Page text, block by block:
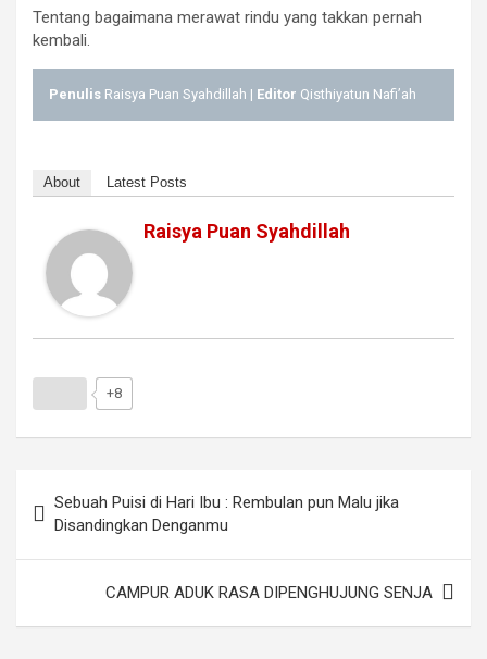
Tentang bagaimana merawat rindu yang takkan pernah
kembali.
Penulis Raisya Puan Syahdillah | Editor Qisthiyatun Nafi’ah
About Latest Posts
Raisya Puan Syahdillah
+8
pos
Sebuah Puisi di Hari Ibu : Rembulan pun Malu jika
Disandingkan Denganmu
CAMPUR ADUK RASA DIPENGHUJUNG SENJA